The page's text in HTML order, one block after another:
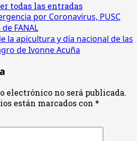
todas las entradas
por Coronavirus, PUSC
FANAL
la apicultura y día nacional de las
de Ivonne Acuña
electrónico no será publicada.
están marcados con *